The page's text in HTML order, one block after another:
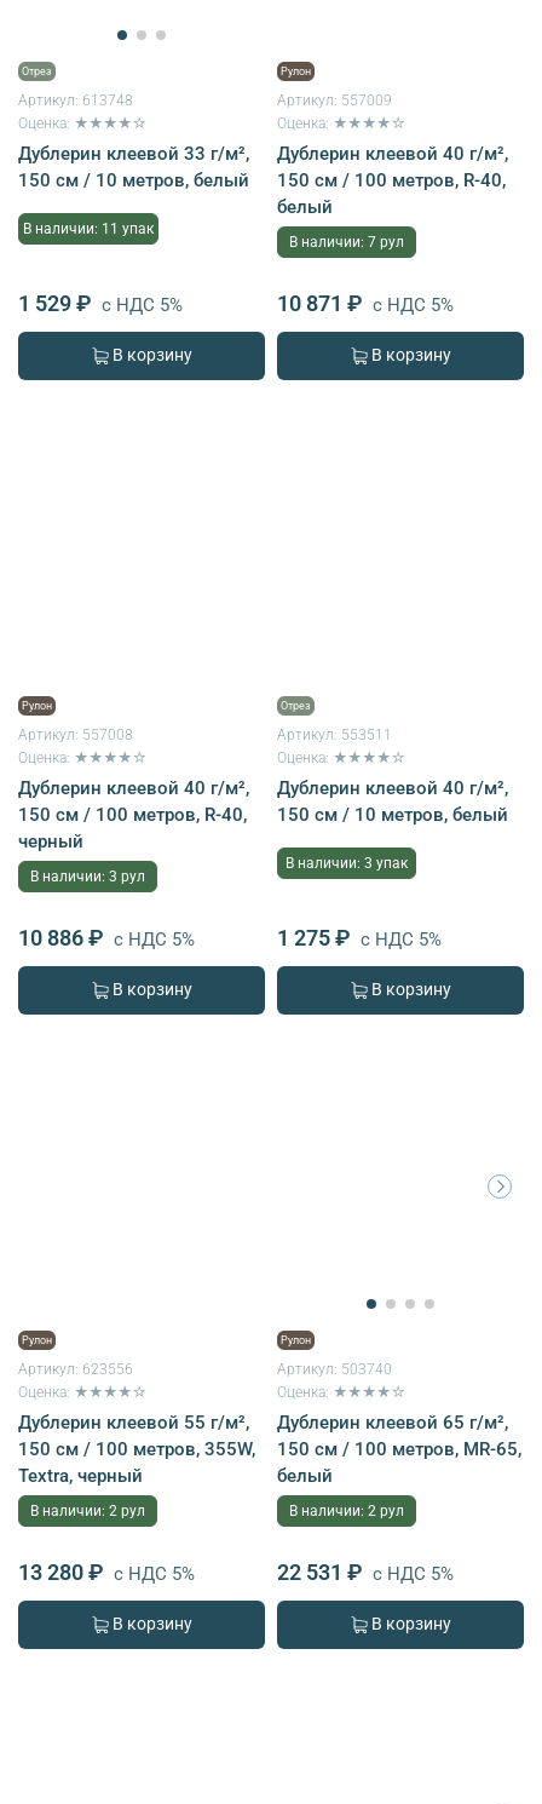
Отрез
Артикул: 613748
Оценка: ★★★★☆
Дублерин клеевой 33 г/м²,
150 см / 10 метров, белый
В наличии: 11 упак
1 529 ₽ с НДС 5%
В корзину
Рулон
Артикул: 557009
Оценка: ★★★★☆
Дублерин клеевой 40 г/м²,
150 см / 100 метров, R-40,
белый
В наличии: 7 рул
10 871 ₽ с НДС 5%
В корзину
Рулон
Артикул: 557008
Оценка: ★★★★☆
Дублерин клеевой 40 г/м²,
150 см / 100 метров, R-40,
черный
В наличии: 3 рул
10 886 ₽ с НДС 5%
В корзину
Отрез
Артикул: 553511
Оценка: ★★★★☆
Дублерин клеевой 40 г/м²,
150 см / 10 метров, белый
В наличии: 3 упак
1 275 ₽ с НДС 5%
В корзину
Рулон
Артикул: 623556
Оценка: ★★★★☆
Дублерин клеевой 55 г/м²,
150 см / 100 метров, 355W,
Textra, черный
В наличии: 2 рул
13 280 ₽ с НДС 5%
В корзину
Рулон
Артикул: 503740
Оценка: ★★★★☆
Дублерин клеевой 65 г/м²,
150 см / 100 метров, MR-65,
белый
В наличии: 2 рул
22 531 ₽ с НДС 5%
В корзину